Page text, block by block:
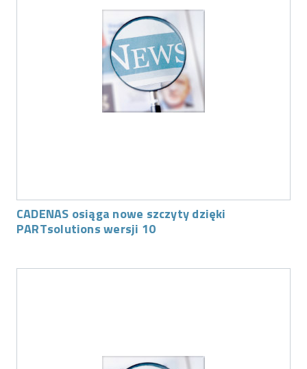
CADENAS osiąga nowe szczyty dzięki
PARTsolutions wersji 10